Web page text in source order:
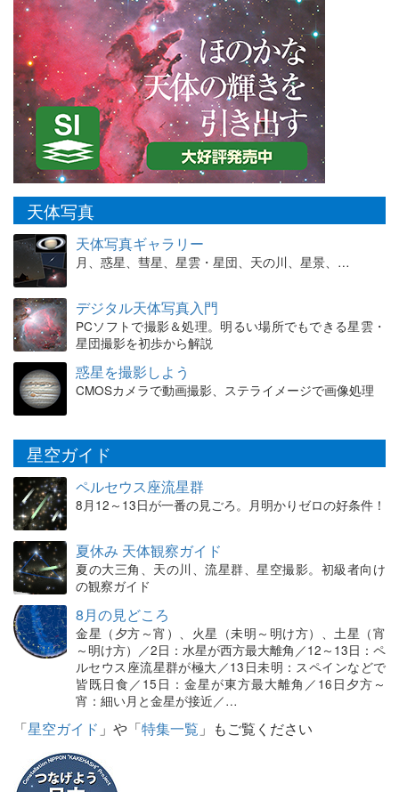
天体写真
天体写真ギャラリー
月、惑星、彗星、星雲・星団、天の川、星景、…
デジタル天体写真入門
PCソフトで撮影＆処理。明るい場所でもできる星雲・
星団撮影を初歩から解説
惑星を撮影しよう
CMOSカメラで動画撮影、ステライメージで画像処理
星空ガイド
ペルセウス座流星群
8月12～13日が一番の見ごろ。月明かりゼロの好条件！
夏休み 天体観察ガイド
夏の大三角、天の川、流星群、星空撮影。初級者向け
の観察ガイド
8月の見どころ
金星（夕方～宵）、火星（未明～明け方）、土星（宵
～明け方）／2日：水星が西方最大離角／12～13日：ペ
ルセウス座流星群が極大／13日未明：スペインなどで
皆既日食／15日：金星が東方最大離角／16日夕方～
宵：細い月と金星が接近／…
「星空ガイド 」や「特集一覧 」もご覧ください